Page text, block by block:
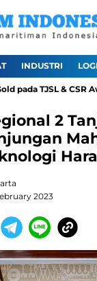
INDUSTRI
TJSL & CSR Award
2
2023